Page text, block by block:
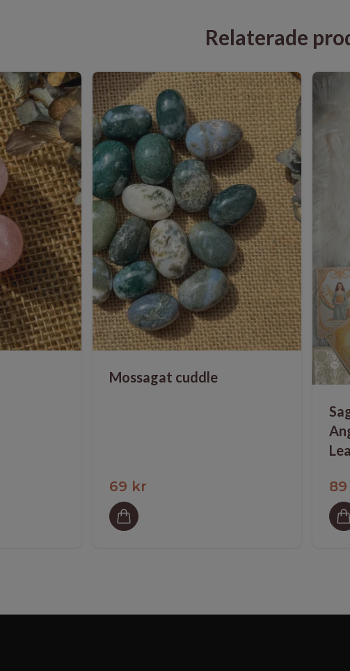
Relaterade
Mossagat cuddle
69 kr